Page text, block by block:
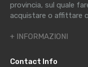
provincia, sul quale
acquistare o affittare
+ INFORMAZIONI
Contact Info